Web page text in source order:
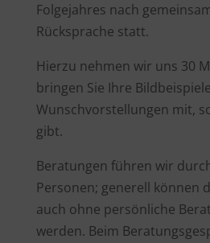
Folgejahres nach
Rücksprache statt.
Hierzu nehmen wir uns 30
bringen Sie Ihre
Wunschvorstellungen mit,
gibt.
Beratungen führen wir
Personen; generell können
auch ohne persönliche
werden. Beim